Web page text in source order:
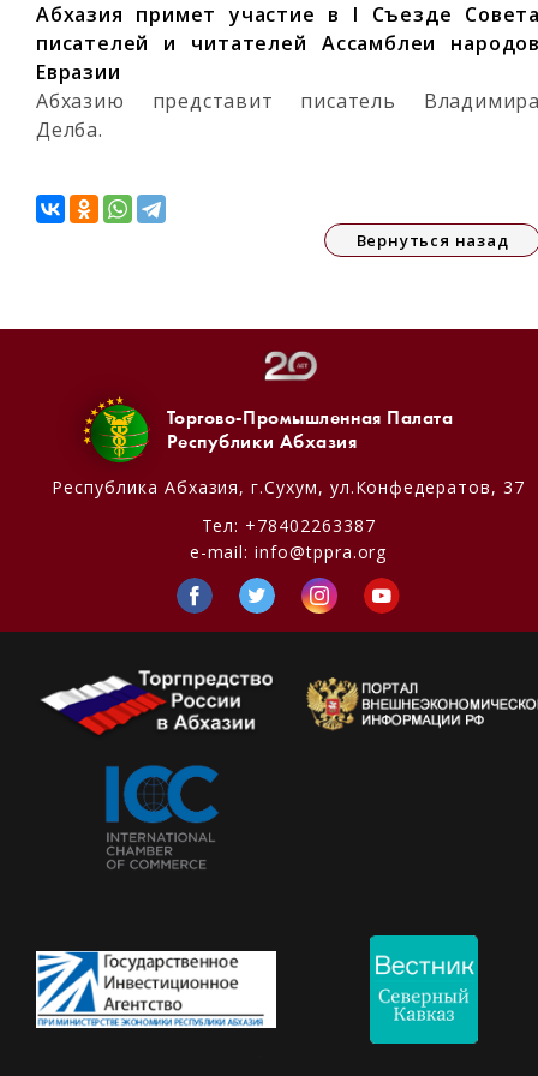
Абхазия примет участие в I Съезде
писателей и читателей Ассамблеи
Евразии
Абхазию представит писатель
Делба.
Вернуться назад
Торгово-Промышленная Палата
Республики Абхазия
Республика Абхазия, г.Сухум, ул.Конфедератов, 37
Тел: +78402263387
e-mail:info@tppra.org